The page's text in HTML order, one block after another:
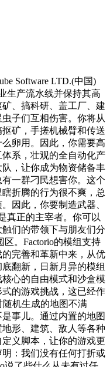
Software LTD.(中国)
生产流水线并保持其高
、搞科研、盖工厂、建
子们互相伤害。你将从
矿，手搓机械臂和传送
卵用。因此，你需要高
系，壮观的全自动化产
，让你成为物资储备丰
一群刁民想害你。这个
折腾的行为很不爽，总
因此，你要制造武器、
真正的主宰者。你可以
们的带领下与朋友们分
。Factorio的模组支持
完善和革新中来，从优
翻新，日新月异的模组
心的自由模式和沙盒模
的游戏挑战，这已经作
机生成的地图不满
事儿。通过内置的地图
形、建筑、敌人等各种
义脚本，让你的游戏更
：我们没有任何打折或